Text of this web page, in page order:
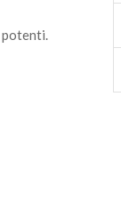
potenti.